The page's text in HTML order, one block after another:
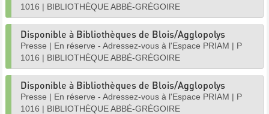
1016 | BIBLIOTHÈQUE ABBÉ-GRÉGOIRE
Disponible à Bibliothèques de Blois/Agglopolys
Presse | En réserve - Adressez-vous à l'Espace PRIAM | P
1016 | BIBLIOTHÈQUE ABBÉ-GRÉGOIRE
Disponible à Bibliothèques de Blois/Agglopolys
Presse | En réserve - Adressez-vous à l'Espace PRIAM | P
1016 | BIBLIOTHÈQUE ABBÉ-GRÉGOIRE